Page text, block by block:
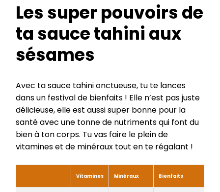
Les super pouvoirs de
ta sauce tahini aux
sésames
Avec ta sauce tahini onctueuse, tu te lances
dans un festival de bienfaits ! Elle n’est pas juste
délicieuse, elle est aussi super bonne pour la
santé avec une tonne de nutriments qui font du
bien à ton corps. Tu vas faire le plein de
vitamines et de minéraux tout en te régalant !
Vitamines Minéraux Bienfaits